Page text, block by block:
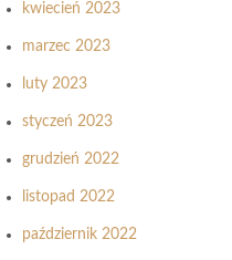
kwiecień 2023
marzec 2023
luty 2023
styczeń 2023
grudzień 2022
listopad 2022
październik 2022